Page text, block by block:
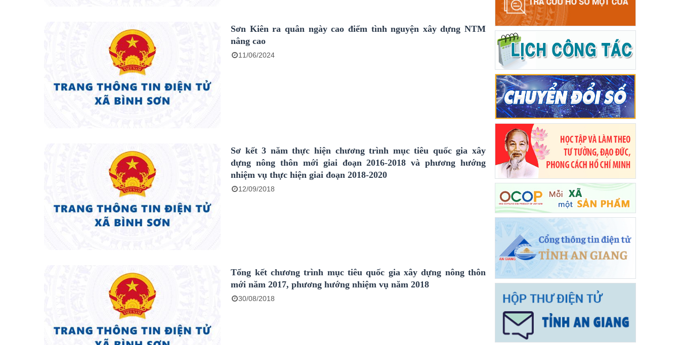
Sơn Kiên ra quân ngày cao điểm tình nguyện xây dựng NTM
nâng cao
11/06/2024
Sơ kết 3 năm thực hiện chương trình mục tiêu quốc gia xây
dựng nông thôn mới giai đoạn 2016-2018 và phương hướng
nhiệm vụ thực hiện giai đoạn 2018-2020
12/09/2018
Tổng kết chương trình mục tiêu quốc gia xây dựng nông thôn
mới năm 2017, phương hướng nhiệm vụ năm 2018
30/08/2018